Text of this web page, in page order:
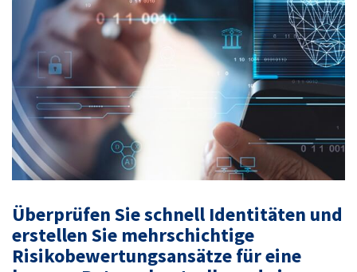
Überprüfen Sie schnell Identitäten und
erstellen Sie mehrschichtige
Risikobewertungsansätze für eine